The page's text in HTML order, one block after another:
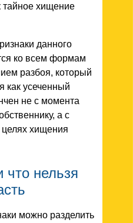
тайное хищение
данного
ко всем формам
разбоя, который
как усеченный
не с момента
а с
хищения
нельзя
можно разделить